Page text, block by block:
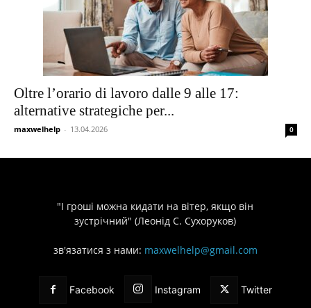
Oltre l’orario di lavoro dalle 9 alle 17:
alternative strategiche per...
maxwelhelp - 13.04.2026 0
"І гроші можна кидати на вітер, якщо він
зустрічний" (Леонід С. Сухоруков)
зв'язатися з нами: maxwelhelp@gmail.com
Facebook Instagram Twitter